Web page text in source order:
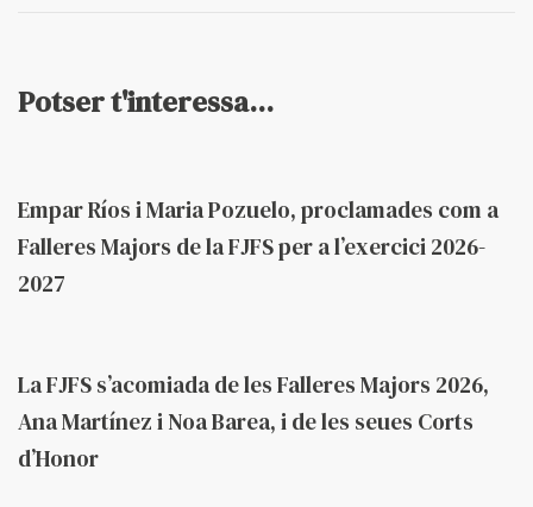
Potser t'interessa...
Empar Ríos i Maria Pozuelo, proclamades com a
Falleres Majors de la FJFS per a l’exercici 2026-
2027
La FJFS s’acomiada de les Falleres Majors 2026,
Ana Martínez i Noa Barea, i de les seues Corts
d’Honor